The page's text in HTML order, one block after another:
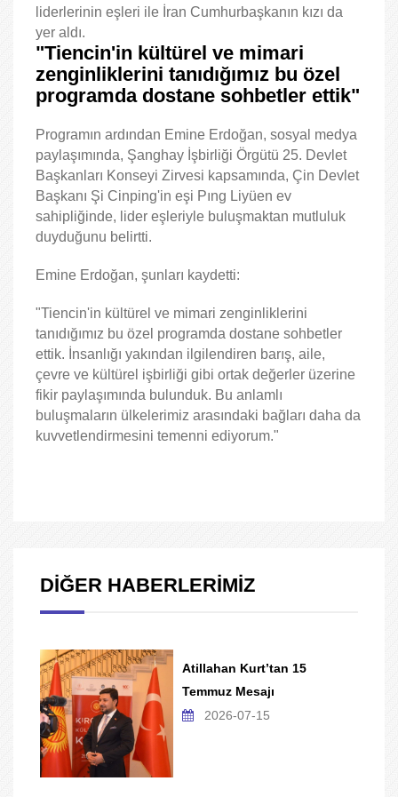
liderlerinin eşleri ile İran Cumhurbaşkanın kızı da
yer aldı.
"Tiencin'in kültürel ve mimari
zenginliklerini tanıdığımız bu özel
programda dostane sohbetler ettik"
Programın ardından Emine Erdoğan, sosyal medya
paylaşımında, Şanghay İşbirliği Örgütü 25. Devlet
Başkanları Konseyi Zirvesi kapsamında, Çin Devlet
Başkanı Şi Cinping'in eşi Pıng Liyüen ev
sahipliğinde, lider eşleriyle buluşmaktan mutluluk
duyduğunu belirtti.
Emine Erdoğan, şunları kaydetti:
"Tiencin'in kültürel ve mimari zenginliklerini
tanıdığımız bu özel programda dostane sohbetler
ettik. İnsanlığı yakından ilgilendiren barış, aile,
çevre ve kültürel işbirliği gibi ortak değerler üzerine
fikir paylaşımında bulunduk. Bu anlamlı
buluşmaların ülkelerimiz arasındaki bağları daha da
kuvvetlendirmesini temenni ediyorum."
DİĞER HABERLERİMİZ
Atillahan Kurt’tan 15
Temmuz Mesajı
2026-07-15